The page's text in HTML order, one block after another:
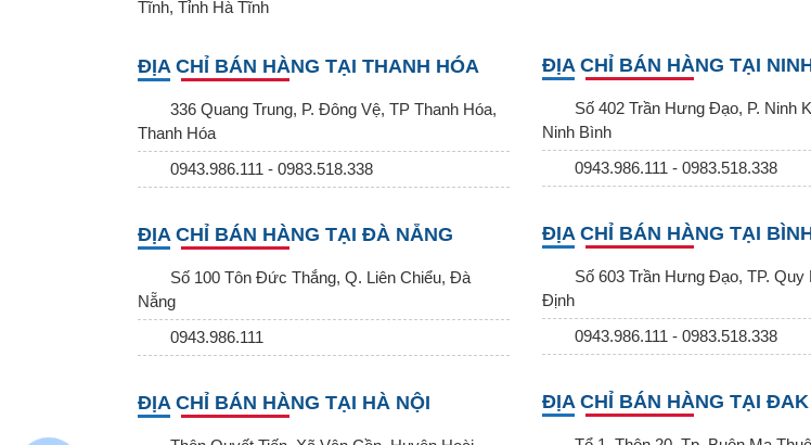
Tĩnh, Tỉnh Hà Tĩnh
ĐỊA CHỈ BÁN HÀNG TẠI THANH HÓA
336 Quang Trung, P. Đông Vệ, TP Thanh Hóa,
Thanh Hóa
0943.986.111 - 0983.518.338
ĐỊA CHỈ BÁN HÀNG TẠI ĐÀ NẴNG
Số 100 Tôn Đức Thắng, Q. Liên Chiểu, Đà
Nẵng
0943.986.111
ĐỊA CHỈ BÁN HÀNG TẠI HÀ NỘI
ĐỊA CHỈ BÁN HÀNG TẠI
Số 402 Trần Hưng Đạo, P. Ninh
Ninh Bình
0943.986.111 - 0983.518.338
ĐỊA CHỈ BÁN HÀNG TẠI
Số 603 Trần Hưng Đạo, TP. Quy
Định
0943.986.111 - 0983.518.338
ĐỊA CHỈ BÁN HÀNG TẠI